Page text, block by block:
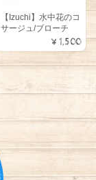
【Izuchi】水中花のコ
サージュ/ブローチ
¥1,500